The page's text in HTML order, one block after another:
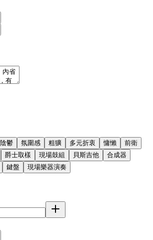
陰鬱 氛圍感 粗獷 多元折衷 慵懶
前衛
爵士取樣 現場鼓組 貝斯吉他
合成器
鍵盤 現場樂器演奏